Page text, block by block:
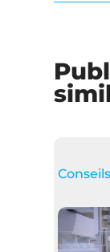
Conseils